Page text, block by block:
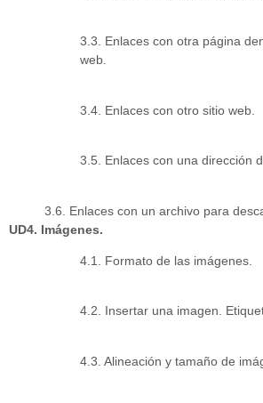
3.3. Enlaces con otra página
web.
3.4. Enlaces con otro sitio web.
3.5. Enlaces con una dirección
3.6. Enlaces con un archivo para
UD4. Imágenes.
4.1. Formato de las imágenes.
4.2. Insertar una imagen.
4.3. Alineación y tamaño de